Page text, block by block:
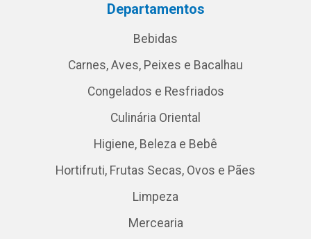
Departamentos
Bebidas
Carnes, Aves, Peixes e Bacalhau
Congelados e Resfriados
Culinária Oriental
Higiene, Beleza e Bebê
Hortifruti, Frutas Secas, Ovos e Pães
Limpeza
Mercearia